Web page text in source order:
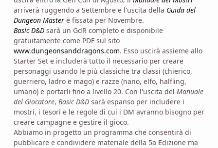
arriverà ruggendo a Settembre e l'uscita della Guida del
Dungeon Master è fissata per Novembre.
Basic D&D sarà un GdR completo e disponibile
gratuitamente come PDF sul sito
www.dungeonsanddragons.com. Esso uscirà assieme allo
Starter Set e includerà tutto il necessario per creare
personaggi usando le più classiche tra classi (chierico,
guerriero, ladro e mago) e razze (nano, elfo, halfling,
umano) e portarli fino a livello 20. Con l'uscita del Manuale
del Giocatore, Basic D&D sarà espanso per includere i
mostri, i tesori e le regole di cui i DM avranno bisogno per
creare campagne e gestire il gioco.
Abbiamo in progetto un programma che consentirà di
pubblicare e condividere materiale della 5a Edizione ma